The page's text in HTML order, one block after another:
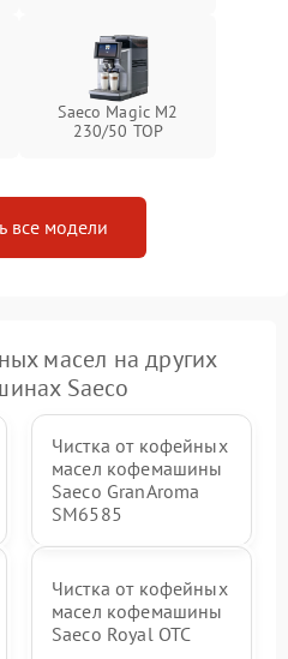
Saeco Magic M2
230/50 TOP
все модели
масел на других
Saeco
Чистка от кофейных
масел кофемашины
Saeco GranAroma
SM6585
Чистка от кофейных
масел кофемашины
Saeco Royal OTC